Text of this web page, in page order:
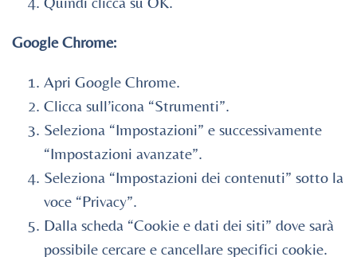
Google Chrome:
Apri Google Chrome.
Clicca sull’icona “Strumenti”.
Seleziona “Impostazioni” e successivamente
“Impostazioni avanzate”.
Seleziona “Impostazioni dei contenuti” sotto la
voce “Privacy”.
Dalla scheda “Cookie e dati dei siti” dove sarà
possibile cercare e cancellare specifici cookie.